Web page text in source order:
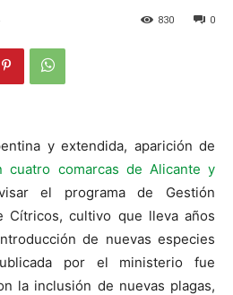
0
830
y extendida, aparición de
cuatro comarcas de Alicante y
el programa de Gestión
Cítricos, cultivo que lleva años
de nuevas especies
por el ministerio fue
la inclusión de nuevas plagas,